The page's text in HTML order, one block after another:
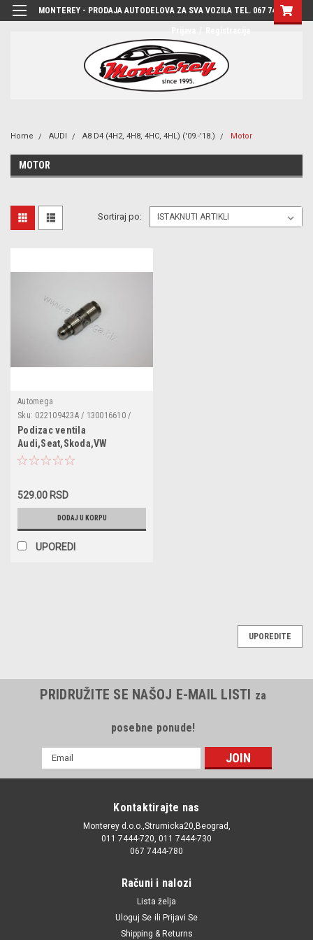
MONTEREY - PRODAJA AUTODELOVA ZA SVA VOZILA TEL. 067 7444-780
Home AUDI A8 D4 (4H2, 4H8, 4HC, 4HL) ('09.-'18.) Motor
MOTOR
Sortiraj po:
Automega
Sku: 022109423A / 130016610 /
420022410 / 022109423D /
06J109423A
Podizac ventila
Audi,Seat,Skoda,VW
529.00 RSD
DODAJ U KORPU
UPOREDI
022109423A / 130016610 / 420022410 / 022109423D /
UPOREDITE
PRIDRUŽITE SE NAŠOJ E-MAIL LISTI za
posebne ponude!
mail
Kontaktirajte nas
Monterey d.o.o.,Strumicka20,Beograd,
011 7444-720, 011 7444-730
067 7444-780
Računi i nalozi
Lista želja
Uloguj Se ili Prijavi Se
Shipping & Returns